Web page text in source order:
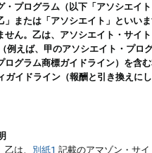
プログラム（以下「アソシエイ
」または「アソシエイト」とい
ん。乙は、アソシエイト・サイ
例えば、甲のアソシエイト・プ
ログラム商標ガイドライン）を
イドライン（報酬と引き換えに
は、 別紙1 記載のアマゾン・サ